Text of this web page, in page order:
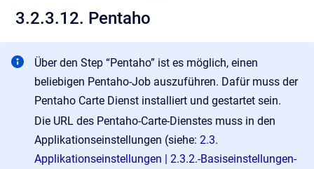
3.2.3.12. Pentaho
Über den Step “Pentaho” ist es möglich, einen
beliebigen Pentaho-Job auszuführen. Dafür muss der
Pentaho Carte Dienst installiert und gestartet sein.
Die URL des Pentaho-Carte-Dienstes muss in den
Applikationseinstellungen (siehe: 2.3.
Applikationseinstellungen | 2.3.2.-Basiseinstellungen-